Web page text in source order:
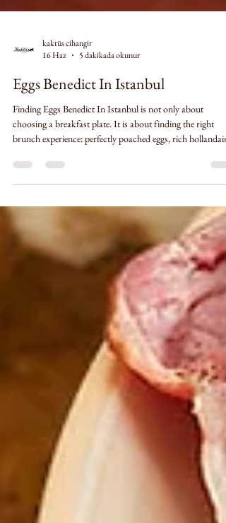
kaktüs cihangir
16 Haz
5 dakikada okunur
Eggs Benedict In Istanbul
Finding Eggs Benedict In Istanbul is not only about
brunch experience: perfectly poached eggs, rich hollandaise
sauce, toasted bread, good coffee, and a relaxed place
the morning can turn into a longer table. In Istanbul, this
kind of brunch experience works best in neighborhoods
where café culture, breakfast culture, and slow mornings
naturally meet. That is why Cihangir is one of the strongest